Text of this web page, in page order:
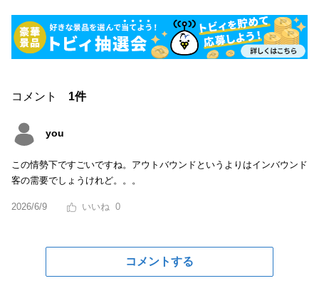
コメント 1件
you
この情勢下ですごいですね。アウトバウンドというよりはインバウンド
客の需要でしょうけれど。。。
2026/6/9 0
コメントする